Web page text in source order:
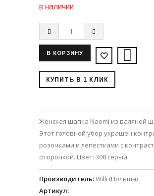
в наличии
КУПИТЬ В 1 КЛИК
Женская шапка Naomi из валяной
Этот головной убор украшен
розочками и лепестками с
оторочкой. Цвет: 308 серый.
Производитель:Willi (Польша)
Артикул: